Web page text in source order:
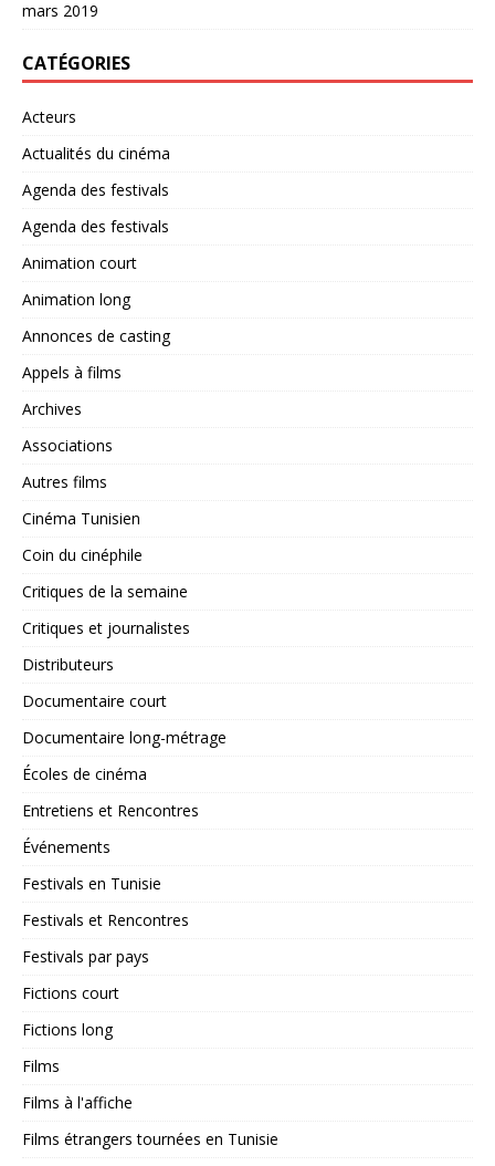
mars 2019
CATÉGORIES
Acteurs
Actualités du cinéma
Agenda des festivals
Agenda des festivals
Animation court
Animation long
Annonces de casting
Appels à films
Archives
Associations
Autres films
Cinéma Tunisien
Coin du cinéphile
Critiques de la semaine
Critiques et journalistes
Distributeurs
Documentaire court
Documentaire long-métrage
Écoles de cinéma
Entretiens et Rencontres
Événements
Festivals en Tunisie
Festivals et Rencontres
Festivals par pays
Fictions court
Fictions long
Films
Films à l'affiche
Films étrangers tournées en Tunisie